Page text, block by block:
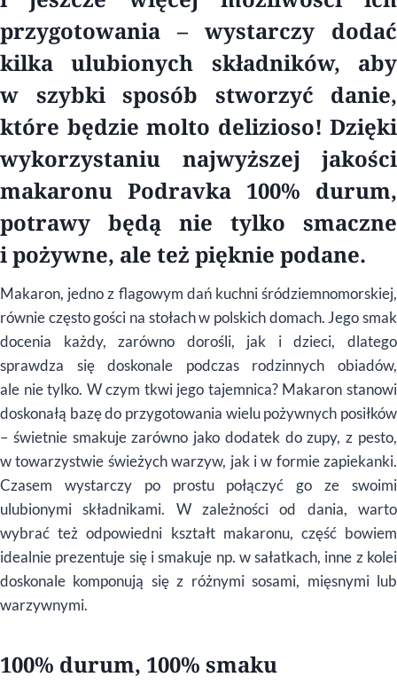
przygotowania – wystarczy dodać
kilka ulubionych składników, aby
w szybki sposób stworzyć danie,
które będzie molto delizioso! Dzięki
wykorzystaniu najwyższej jakości
makaronu Podravka 100% durum,
potrawy będą nie tylko smaczne
i pożywne, ale też pięknie podane.
Makaron, jedno z flagowym dań kuchni śródziemnomorskiej,
równie często gości na stołach w polskich domach. Jego smak
docenia każdy, zarówno dorośli, jak i dzieci, dlatego
sprawdza się doskonale podczas rodzinnych obiadów,
ale nie tylko. W czym tkwi jego tajemnica? Makaron stanowi
doskonałą bazę do przygotowania wielu pożywnych posiłków
– świetnie smakuje zarówno jako dodatek do zupy, z pesto,
w towarzystwie świeżych warzyw, jak i w formie zapiekanki.
Czasem wystarczy po prostu połączyć go ze swoimi
ulubionymi składnikami. W zależności od dania, warto
wybrać też odpowiedni kształt makaronu, część bowiem
idealnie prezentuje się i smakuje np. w sałatkach, inne z kolei
doskonale komponują się z różnymi sosami, mięsnymi lub
warzywnymi.
100% durum, 100% smaku